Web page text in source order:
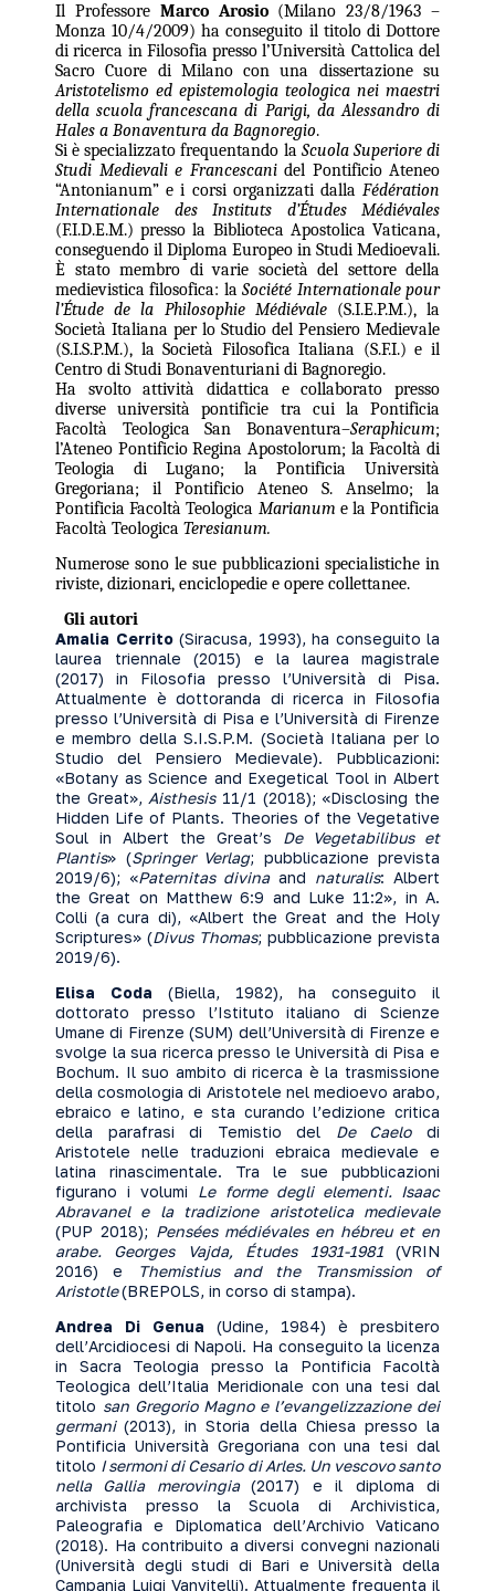
Il Professore Marco Arosio(Milano 23/8/1963 –
Monza 10/4/2009) ha conseguito il titolo di Dottore
di ricerca in Filosofia presso l’Università Cattolica del
Sacro Cuore di Milano con una dissertazione su
Aristotelismo ed epistemologia teologica nei maestri
della scuola francescana di Parigi, da Alessandro di
Hales a Bonaventura da Bagnoregio.
Si è specializzato frequentando la Scuola Superioredi
Studi Medievali e Francescani del Pontificio Ateneo
“Antonianum” e i corsi organizzati dalla Fédération
Internationale des Instituts d’Études Médiévales
(F.I.D.E.M.) presso la Biblioteca Apostolica Vaticana,
conseguendo il Diploma Europeo in Studi Medioevali.
È stato membro di varie società del settore della
medievistica filosofica: laSociété Internationalepour
l’Étude de la Philosophie Médiévale (S.I.E.P.M.), la
Società Italiana per lo Studio del Pensiero Medievale
(S.I.S.P.M.), la Società Filosofica Italiana (S.F.I.) e il
Centro di Studi Bonaventuriani di Bagnoregio.
Ha svolto attività didattica e collaborato presso
diverse università pontificie tra cui la Pontificia
Facoltà Teologica San Bonaventura–Seraphicum;
l’Ateneo Pontificio Regina Apostolorum; la Facoltà di
Teologia di Lugano; la Pontificia Università
Gregoriana; il Pontificio Ateneo S. Anselmo; la
Pontificia Facoltà Teologica Marianum e la Pontificia
Facoltà Teologica Teresianum.
Numerose sono le sue pubblicazioni specialistiche in
riviste, dizionari, enciclopedie e opere collettanee.
Gli autori
Amalia Cerrito(Siracusa, 1993), ha conseguito la
laurea triennale (2015) e la laurea magistrale
(2017) in Filosofia presso l’Università di Pisa.
Attualmente è dottoranda di ricerca in Filosofia
presso l’Università di Pisa e l’Università di Firenze
e membro della S.I.S.P.M. (Società Italiana per lo
Studio del Pensiero Medievale). Pubblicazioni:
«Botany as Science and Exegetical Tool in Albert
the Great», Aisthesis11/1 (2018); «Disclosing the
Hidden Life of Plants. Theories of the Vegetative
Soul in Albert the Great’s De Vegetabilibus et
Plantis» (Springer Verlag; pubblicazione prevista
2019/6); «Paternitas divinaand naturalis: Albert
the Great on Matthew 6:9 and Luke 11:2», in A.
Colli (a cura di), «Albert the Great and the Holy
Scriptures» (Divus Thomas; pubblicazione prevista
2019/6).
Elisa Coda (Biella, 1982), ha conseguito il
dottorato presso l’Istituto italiano di Scienze
Umane di Firenze (SUM) dell’Università di Firenze e
svolge la sua ricerca presso le Università di Pisa e
Bochum. Il suo ambito di ricerca è la trasmissione
della cosmologia di Aristotele nel medioevo arabo,
ebraico e latino, e sta curando l’edizione critica
della parafrasi di Temistio del De Caelodi
Aristotele nelle traduzioni ebraica medievale e
latina rinascimentale. Tra le sue pubblicazioni
figurano i volumi Le forme degli elementi. Isaac
Abravanel e la tradizione aristotelica medievale
(PUP 2018); Pensées médiévales en hébreu et en
arabe. Georges Vajda, Études 1931-1981 (VRIN
2016) e
Themistius and the Transmission of
Aristotle(BREPOLS, in corso di stampa).
Andrea Di Genua (Udine, 1984) è presbitero
dell’Arcidiocesi di Napoli. Ha conseguito la licenza
in Sacra Teologia presso la Pontificia Facoltà
Teologica dell’Italia Meridionale con una tesi dal
titolo san Gregorio Magno e l’evangelizzazione dei
germani(2013), in Storia della Chiesa presso la
Pontificia Università Gregoriana con una tesi dal
titolo I sermoni di Cesario di Arles. Un vescovo santo
nella Gallia merovingia(2017) e il diploma di
archivista presso la Scuola di Archivistica,
Paleografia e Diplomatica dell’Archivio Vaticano
(2018). Ha contribuito a diversi convegni nazionali
(Università degli studi di Bari e Università della
Campania Luigi Vanvitelli). Attualmente frequenta il